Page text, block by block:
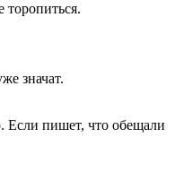
значат.
Если пишет, что обещали